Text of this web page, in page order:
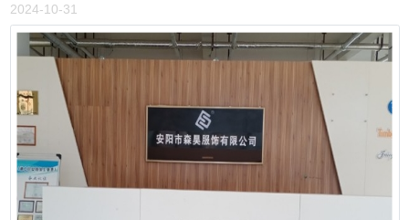
范围内成功开发运营近40个大型商业地产项目。 2013年欧蓓莎集团
逐鹿中原，2015年登陆安阳，2018年1月1日欧蓓莎环球港一期开
业，期待二期早日建成并投入使用，成为安阳地区一站式家居建材五
金博览中心。 欧蓓莎环球家居港是2015年河南省第一批A类重点建设
项目，系商贸服务业项目。项目主要是汇集工业产品批发交易、家居
建材、五金机电、汽车汽配、仓储物流等商务配套设施于一体的综合
性国际商城。项目占地面积约500亩，建筑面积约40万平方米，总投
资额约25亿元，由江苏欧蓓莎集团投资。项目本着整体规划、分期建
设的原则，一期建设用地约146亩，建筑面积10万平方米，建设周期
2024-10-31